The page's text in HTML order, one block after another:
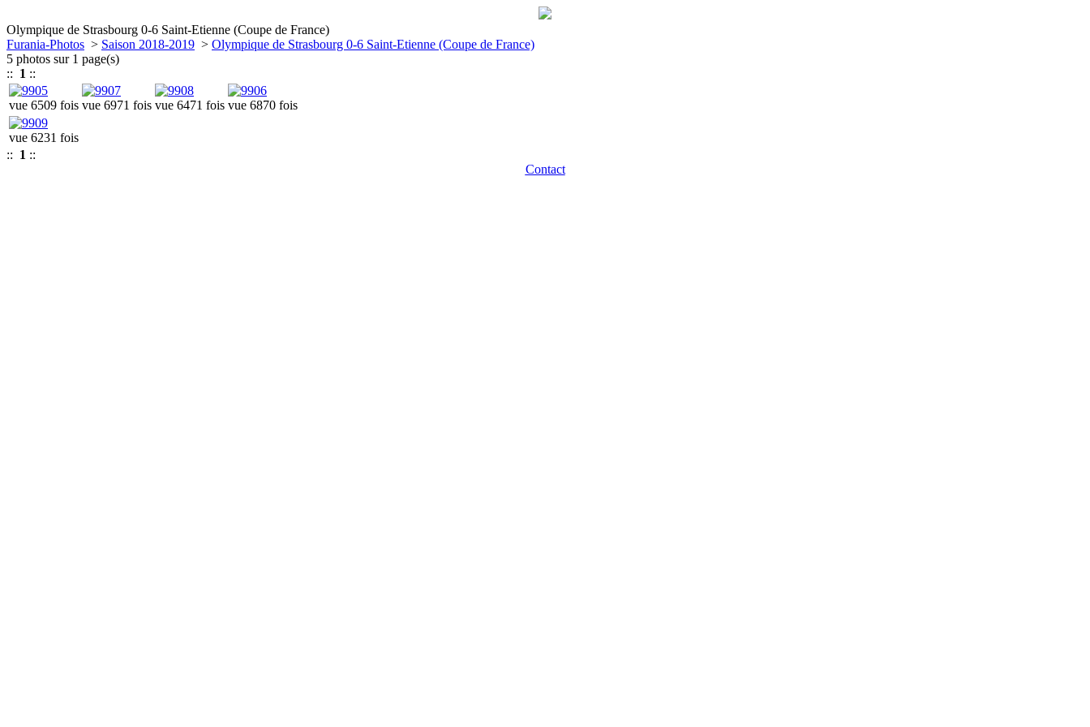
Olympique de Strasbourg 0-6 Saint-Etienne (Coupe de France)
Furania-Photos > Saison 2018-2019 > Olympique de Strasbourg 0-6 Saint-Etienne (Coupe de France)
5 photos sur 1 page(s)
:: 1 ::
vue 6509 fois vue 6971 fois vue 6471 fois vue 6870 fois
vue 6231 fois
:: 1 ::
Contact